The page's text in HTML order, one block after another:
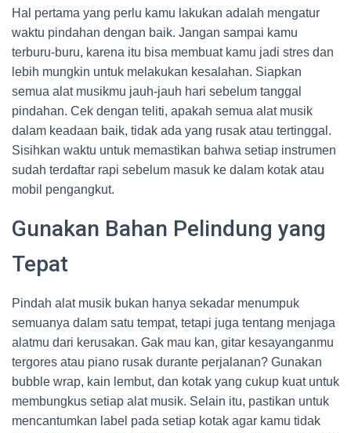
Hal pertama yang perlu kamu lakukan adalah mengatur
waktu pindahan dengan baik. Jangan sampai kamu
terburu-buru, karena itu bisa membuat kamu jadi stres dan
lebih mungkin untuk melakukan kesalahan. Siapkan
semua alat musikmu jauh-jauh hari sebelum tanggal
pindahan. Cek dengan teliti, apakah semua alat musik
dalam keadaan baik, tidak ada yang rusak atau tertinggal.
Sisihkan waktu untuk memastikan bahwa setiap instrumen
sudah terdaftar rapi sebelum masuk ke dalam kotak atau
mobil pengangkut.
Gunakan Bahan Pelindung yang
Tepat
Pindah alat musik bukan hanya sekadar menumpuk
semuanya dalam satu tempat, tetapi juga tentang menjaga
alatmu dari kerusakan. Gak mau kan, gitar kesayanganmu
tergores atau piano rusak durante perjalanan? Gunakan
bubble wrap, kain lembut, dan kotak yang cukup kuat untuk
membungkus setiap alat musik. Selain itu, pastikan untuk
mencantumkan label pada setiap kotak agar kamu tidak